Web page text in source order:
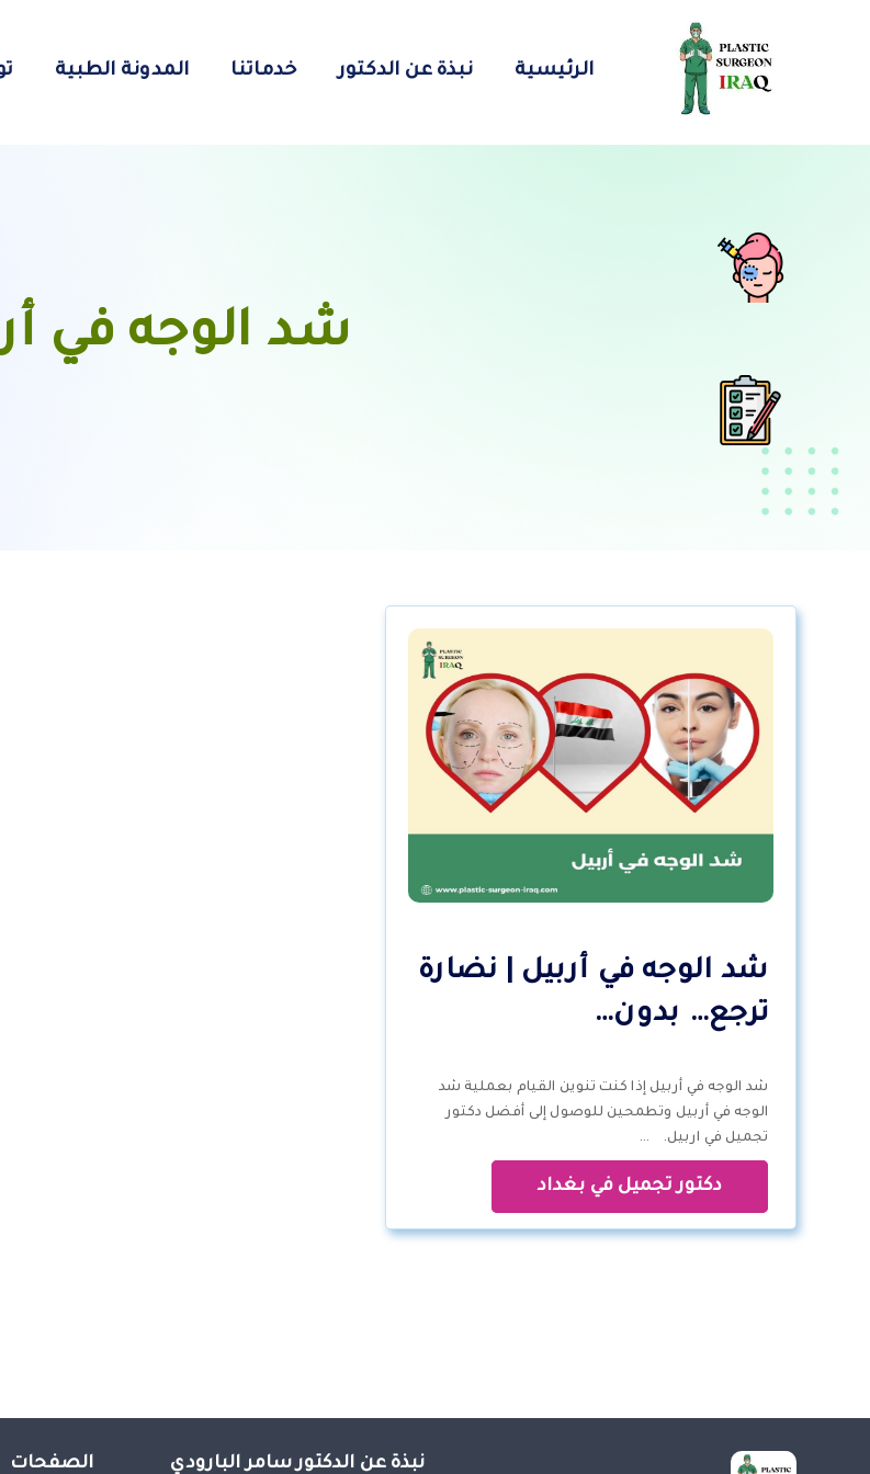
الرئيسية نبذة عن الدكتور خدماتنا المدونة الطبية
شد الوجه في
شد الوجه في أربيل | نضارة
ترجع… بدون…
شد الوجه في أربيل إذا كنت تنوين القيام بعملية شد
الوجه في أربيل وتطمحين للوصول إلى أفضل دكتور
تجميل في اربيل. …
دكتور تجميل في بغداد
نبذة عن الدكتور سامر البارودي الصفحات